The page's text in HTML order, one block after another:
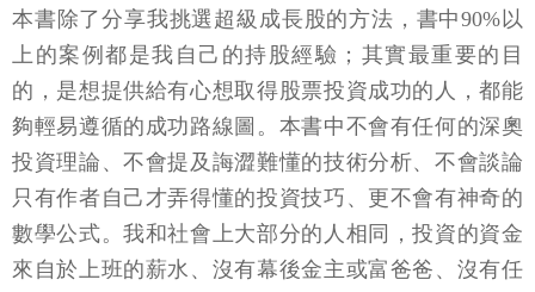
本書除了分享我挑選超級成長股的方法，書中90%以
上的案例都是我自己的持股經驗；其實最重要的目
的，是想提供給有心想取得股票投資成功的人，都能
夠輕易遵循的成功路線圖。本書中不會有任何的深奧
投資理論、不會提及誨澀難懂的技術分析、不會談論
只有作者自己才弄得懂的投資技巧、更不會有神奇的
數學公式。我和社會上大部分的人相同，投資的資金
來自於上班的薪水、沒有幕後金主或富爸爸、沒有任